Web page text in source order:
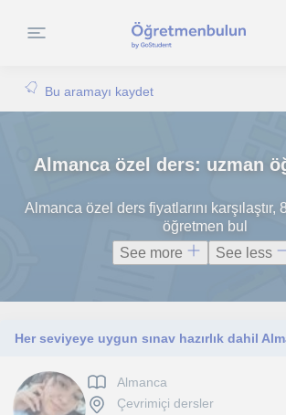
Bu aramayı kaydet
Almanca özel ders: uzman
Almanca özel ders fiyatlarını karşılaştır,
öğretmen bul
See more
See less
Almanca
Çevrimiçi dersler